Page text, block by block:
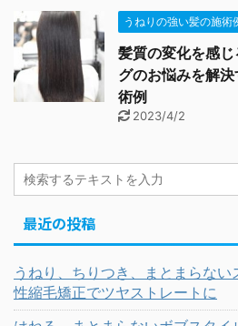
うねりの強い髪の施術
髪質の変化を感
グのお悩みを解
術例
2023/4/2
最近の投稿
うねり、ちりつき、まとまらな
性縮毛矯正でツヤストレートに